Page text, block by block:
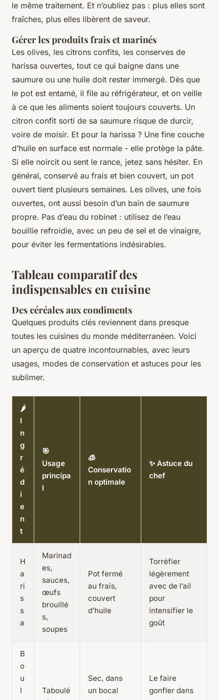
le même traitement. Et n’oubliez pas : plus elles sont
fraîches, plus elles libèrent de saveur.
Gérer les produits frais et marinés
Les olives, les citrons confits, les conserves de
harissa ouvertes, tout ce qui baigne dans une
saumure ou une huile doit rester immergé. Dès que
le pot est entamé, il file au réfrigérateur, et on veille
à ce que les aliments soient toujours couverts. Un
citron confit sorti de sa saumure risque de durcir,
voire de moisir. Et pour la harissa ? Une fine couche
d’huile en surface est normale - elle protège la pâte.
Si elle noircit ou sent le rance, jetez sans hésiter. En
général, conservé au frais et bien couvert, un pot
ouvert tient plusieurs semaines. Les olives, une fois
ouvertes, ont aussi besoin d’un bain de saumure
propre. Pas d’eau du robinet : utilisez de l’eau
bouillie refroidie, avec un peu de sel et de vinaigre,
pour éviter les fermentations indésirables.
Tableau comparatif des
indispensables en cuisine
Des céréales aux condiments
Quelques produits clés reviennent dans presque
toutes les cuisines du monde méditerranéen. Voici
un aperçu de quatre incontournables, avec leurs
usages, modes de conservation et astuces pour les
sublimer.
🌶️
I
n
g
r
é
d
i
e
n
t
🎯
Usage
principa
l
🧊
Conservatio
n optimale
✨ Astuce du
chef
H
a
ri
s
s
a
Marinad
es,
sauces,
œufs
brouillé
s,
soupes
Pot fermé
au frais,
couvert
d’huile
Torréfier
légèrement
avec de l’ail
pour
intensifier le
goût
B
o
u
l
Taboulé
Sec, dans
un bocal
Le faire
gonfler dans